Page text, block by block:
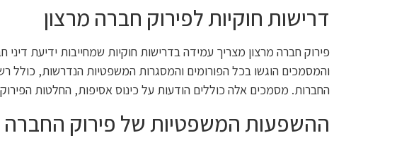
דרישות חוקיות לפירוק חברה מרצון
פירוק חברה מרצון מצריך עמידה בדרישות חוקיות שמחייבות ידיעת
והמסמכים הוגשו בכל הפורומים והמסגרות המשפטיות הנדרשות, כולל
החברות. מסמכים אלה כוללים הודעות על כינוס אסיפות, החלטות הפירוק
ההשפעות המשפטיות של פירוק החברה